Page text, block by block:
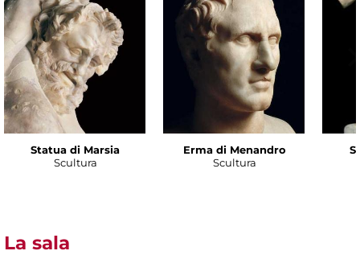
Statua di Marsia
Scultura
Erma di Menandro
Scultura
La sala